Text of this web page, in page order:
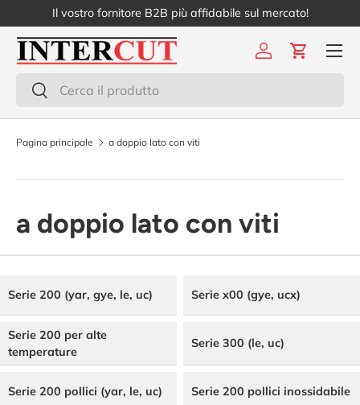
Passa ai contenuti
Il vostro fornitore B2B più affidabile sul mercato!
CercaCerca
AccediCarrello
Menu
Pagina principale a doppio lato con viti
a doppio lato con viti
Serie 200 (yar, gye, le, uc) Serie x00 (gye, ucx)
Serie 200 per alte
temperature
Serie 300 (le, uc)
Serie 200 pollici (yar, le, uc) Serie 200 pollici inossidabile